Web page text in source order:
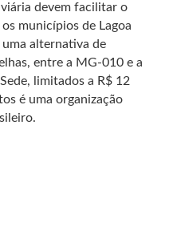
devem facilitar o
municípios de Lagoa
alternativa de
entre a MG-010 e a
limitados a R$ 12
é uma organização